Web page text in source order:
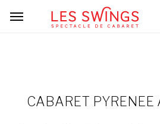
CABARET PYRENEE